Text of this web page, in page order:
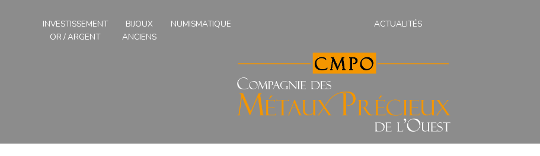
INVESTISSEMENT
OR / ARGENT
BIJOUX
ANCIENS
NUMISMATIQUE ACTUALITÉS